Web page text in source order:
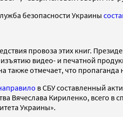
безопасности Украины
провоза этих книг.
видео- и печатной
также отмечает, что
в СБУ составленный
Вячеслава Кириленко, всего
Украины».